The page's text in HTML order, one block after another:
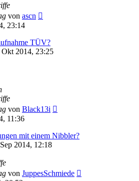
von ascn
23:14
TÜV?
Okt 2014, 23:25
von Black13i
11:36
mit einem Nibbler?
2014, 12:18
von JuppesSchmiede